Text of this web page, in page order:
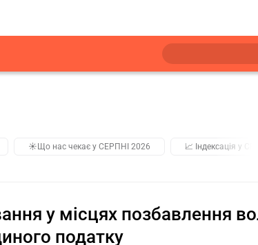
☀️Що нас чекає у СЕРПНІ 2026 📈 Індексація у
у місцях позбавлення
податку